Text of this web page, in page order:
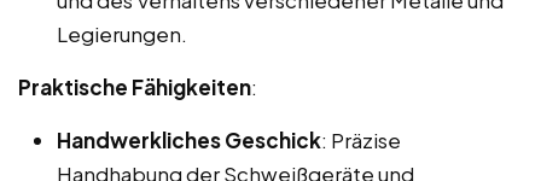
Legierungen.
Praktische Fähigkeiten:
Handwerkliches Geschick: Präzise
Handhabung der Schweißgeräte und